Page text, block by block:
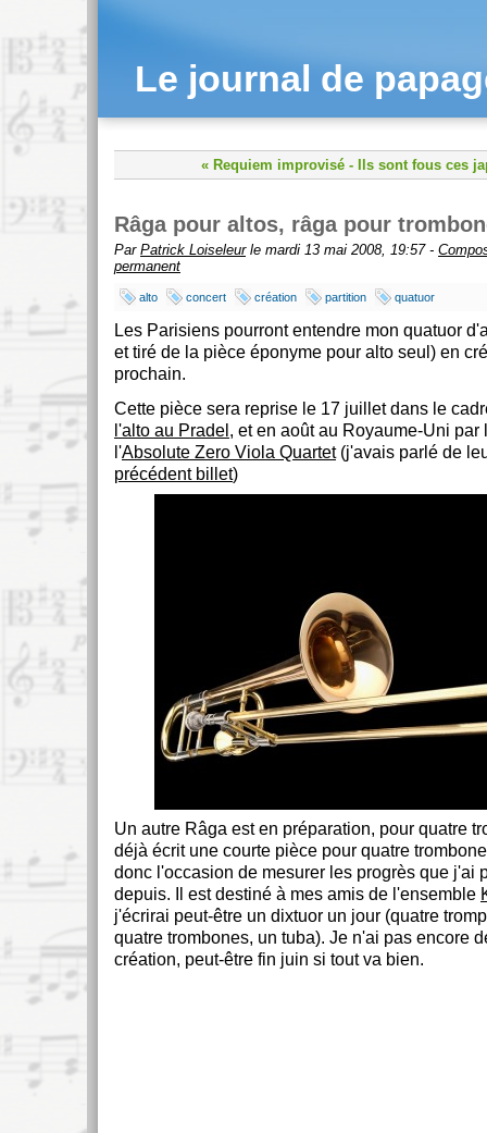
Le journal de
« Requiem improvisé - Ils sont fous ces
Râga pour altos, râga pour
Par Patrick Loiseleurle mardi 13 mai 2008, 19:57 -
permanent
alto concert création partition quatuor
Les Parisiens pourront entendre mon quatuor
et tiré de la pièce éponyme pour alto seul) en
prochain.
Cette pièce sera reprise le 17 juillet dans le
l'alto au Pradel , et en août au Royaume-Uni par
l'Absolute Zero Viola Quartet(j'avais parlé de
précédent billet)
Un autre Râga est en préparation, pour quatre
déjà écrit une courte pièce pour quatre
donc l'occasion de mesurer les progrès que j'ai
depuis. Il est destiné à mes amis de l'ensemble
j'écrirai peut-être un dixtuor un jour (quatre
quatre trombones, un tuba). Je n'ai pas encore
création, peut-être fin juin si tout va bien.